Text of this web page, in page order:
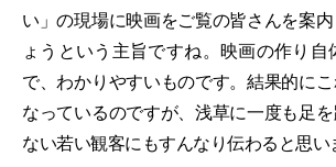
い」の現場に映画をご覧の皆さんを案
ょうという主旨ですね。映画の作り自
で、わかりやすいものです。結果的に
なっているのですが、浅草に一度も足
ない若い観客にもすんなり伝わると思い